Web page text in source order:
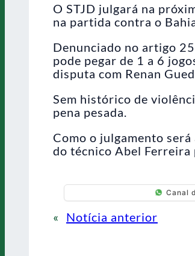
O STJD julgará na
na partida contra o
Denunciado no artigo
pode pegar de 1 a 6
disputa com Renan
Sem histórico de
pena pesada.
Como o julgamento
do técnico Abel Ferreira
Canal
« Notícia anterior